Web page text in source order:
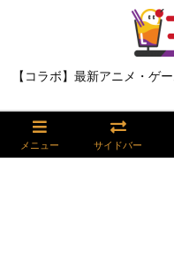
【コラボ】最新アニメ・ゲ
メニュー サイドバー